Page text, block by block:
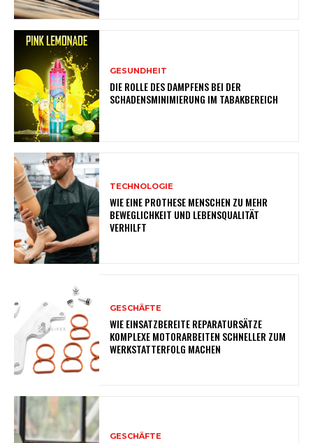
GESUNDHEIT
DIE ROLLE DES DAMPFENS BEI DER
SCHADENSMINIMIERUNG IM TABAKBEREICH
TECHNOLOGIE
WIE EINE PROTHESE MENSCHEN ZU MEHR
BEWEGLICHKEIT UND LEBENSQUALITÄT
VERHILFT
GESCHÄFTE
WIE EINSATZBEREITE REPARATURSÄTZE
KOMPLEXE MOTORARBEITEN SCHNELLER ZUM
WERKSTATTERFOLG MACHEN
GESCHÄFTE